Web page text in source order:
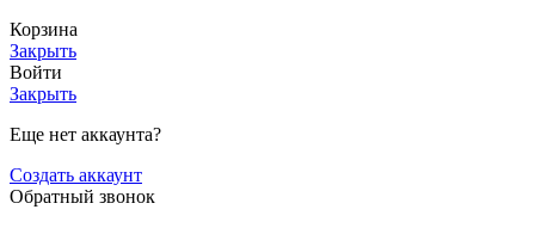
Корзина
Закрыть
Войти
Закрыть
Еще нет аккаунта?
Создать аккаунт
Обратный звонок